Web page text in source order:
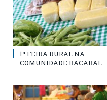
1ª FEIRA RURAL NA
COMUNIDADE BACABAL